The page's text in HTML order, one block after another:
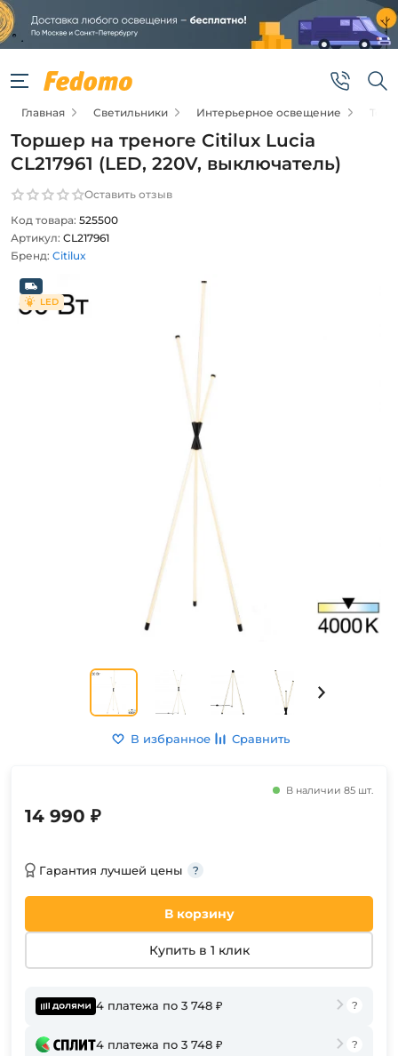
Главная Светильники Интерьерное освещение
Торшер на треноге Citilux Lucia
CL217961 (LED, 220V, выключатель)
Оставить отзыв
Код товара: 525500
Артикул: CL217961
Бренд: Citilux
В избранное Сравнить
В наличии 85 шт.
14 990 ₽
Гарантия лучшей цены
В корзину
Купить в 1 клик
4 платежа по 3 748 ₽
4 платежа по 3 748 ₽